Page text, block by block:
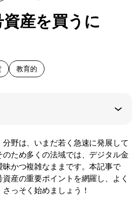
資産を買うに
教育的
野は、いまだ若く急速に発展して
ため多くの法域では、デジタル金
かつ複雑なままです。本記事で
産の重要ポイントを網羅し、よく
っそく始めましょう！